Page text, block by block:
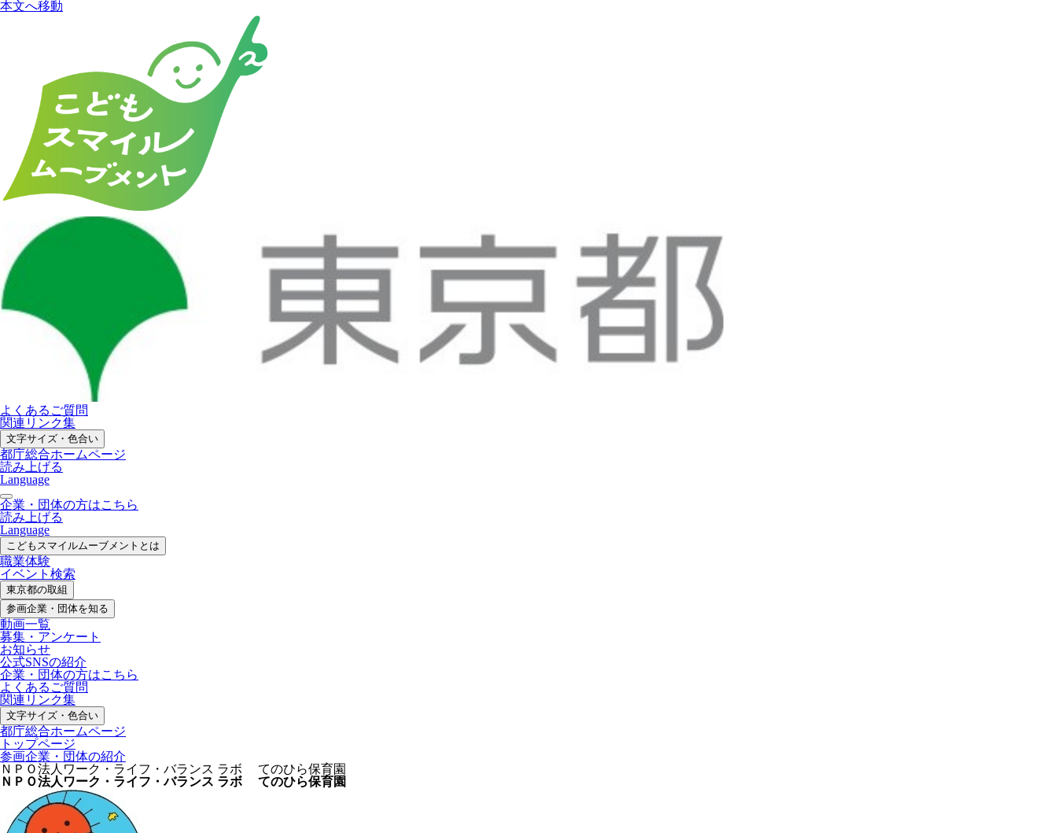
本文へ移動
よくあるご質問
関連リンク集
文字サイズ・色合い
都庁総合ホームページ
読み上げる
Language
企業・団体の方はこちら
読み上げる
Language
こどもスマイルムーブメントとは
職業体験
イベント検索
東京都の取組
参画企業・ 団体を知る
動画一覧
募集・ アンケート
お知らせ
公式SNSの紹介
企業・団体の方はこちら
よくあるご質問
関連リンク集
文字サイズ・色合い
都庁総合ホームページ
トップページ
参画企業・団体の紹介
ＮＰＯ法人ワーク・ライフ・バランス ラボ てのひら保育園
ＮＰＯ法人ワーク・ライフ・バランス ラボ てのひら保育園